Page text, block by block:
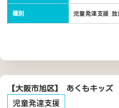
種別 児童発達支援 放
【大阪市旭区】 あくもキッズ
児童発達支援